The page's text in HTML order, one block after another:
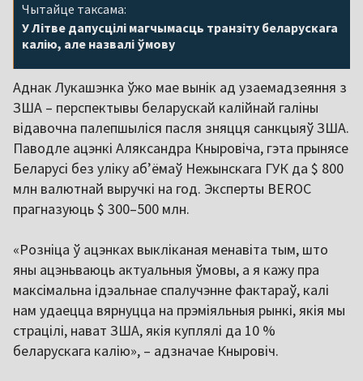
Чытайце таксама:
У Літве дапусцілі магчымасць транзіту беларускага
калію, але назвалі ўмову
Аднак Лукашэнка ўжо мае вынік ад узаемадзеяння з
ЗША – перспектывы беларускай калійнай галіны
відавочна палепшыліся пасля зняцця санкцыяў ЗША.
Паводле ацэнкі Аляксандра Кныровіча, гэта прынясе
Беларусі без уліку абʼёмаў Нежынскага ГУК да $ 800
млн валютнай выручкі на год. Эксперты BEROC
прагназуюць $ 300–500 млн.
«Розніца ў ацэнках выкліканая менавіта тым, што
яны ацэньваюць актуальныя ўмовы, а я кажу пра
максімальна ідэальнае спалучэнне фактараў, калі
нам удаецца вярнуцца на прэміяльныя рынкі, якія мы
страцілі, нават ЗША, якія куплялі да 10 %
беларускага калію», – адзначае Кныровіч.